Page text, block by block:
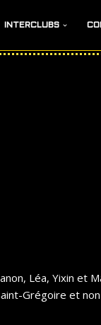
INTERCLUBS
Léa, Yixin et
Grégoire et